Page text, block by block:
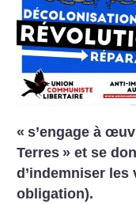
« s’engage à
Terres » et se
d’indemniser
obligation).